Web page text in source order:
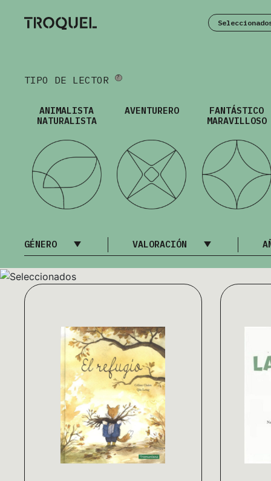
TIPO DE LECTOR
ANIMALISTA
NATURALISTA
AVENTURERO
FANTÁSTICO
MARAVILLOSO
GÉNERO VALORACIÓN